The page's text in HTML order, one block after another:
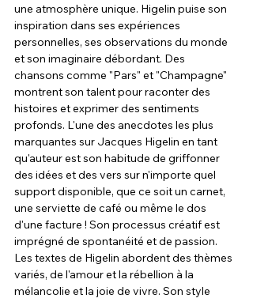
une atmosphère unique. Higelin puise son
inspiration dans ses expériences
personnelles, ses observations du monde
et son imaginaire débordant. Des
chansons comme "Pars" et "Champagne"
montrent son talent pour raconter des
histoires et exprimer des sentiments
profonds. L'une des anecdotes les plus
marquantes sur Jacques Higelin en tant
qu'auteur est son habitude de griffonner
des idées et des vers sur n'importe quel
support disponible, que ce soit un carnet,
une serviette de café ou même le dos
d'une facture ! Son processus créatif est
imprégné de spontanéité et de passion.
Les textes de Higelin abordent des thèmes
variés, de l'amour et la rébellion à la
mélancolie et la joie de vivre. Son style